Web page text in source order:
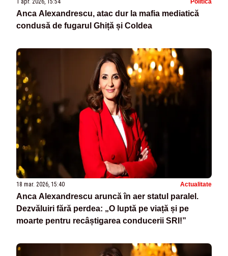
1 apr. 2026, 15:54 Politica
Anca Alexandrescu, atac dur la mafia mediatică
condusă de fugarul Ghiță și Coldea
18 mar. 2026, 15:40 Actualitate
Anca Alexandrescu aruncă în aer statul paralel.
Dezvăluiri fără perdea: „O luptă pe viață și pe
moarte pentru recâștigarea conducerii SRI!”